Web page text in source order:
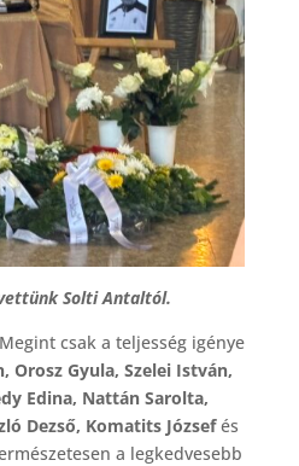
Solti Antaltól.
csak a teljesség igénye
Orosz Gyula, Szelei István,
Edina, Nattán Sarolta,
Dezső, Komatits Józsefés
a legkedvesebb